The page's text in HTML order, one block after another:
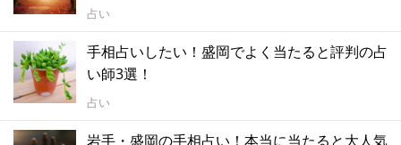
占い
手相占いしたい！盛岡でよく当たると評判の占
い師3選！
占い
岩手・盛岡の手相占い！本当に当たると大人気